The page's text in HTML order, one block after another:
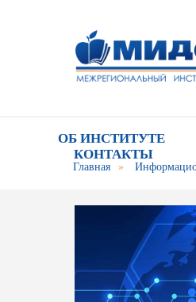
ОБ ИНСТИТУТЕ
КОНТАКТЫ
Главная »